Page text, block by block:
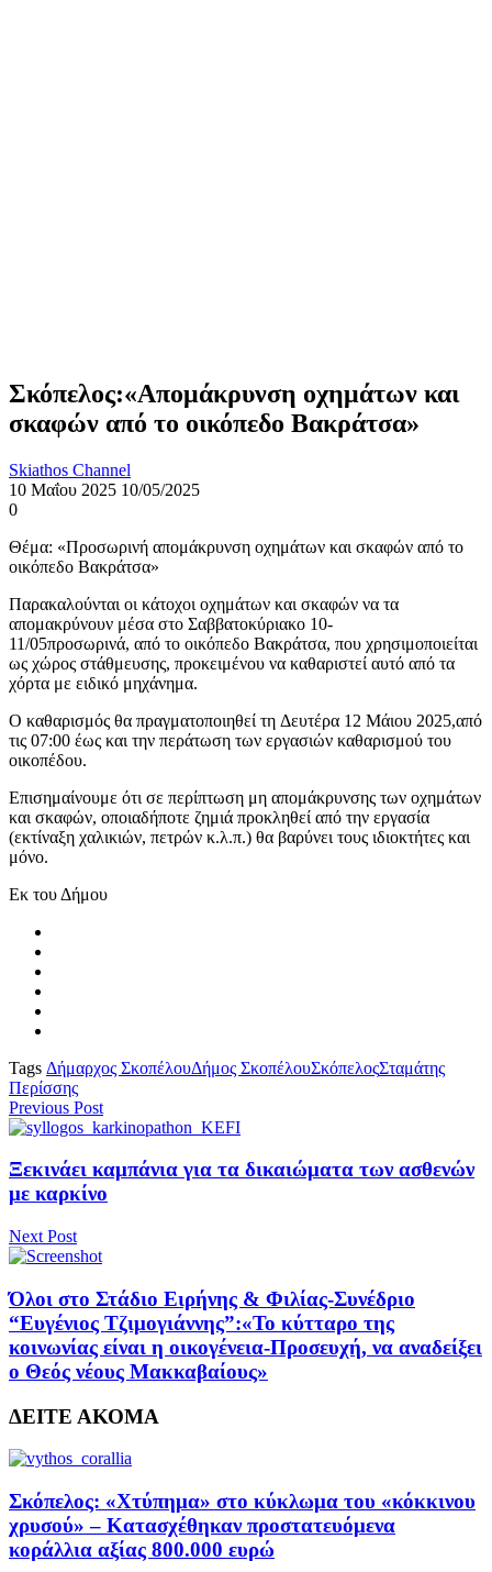
Σκόπελος:«Απομάκρυνση οχημάτων και
σκαφών από το οικόπεδο Βακράτσα»
Skiathos Channel
10 Μαΐου 2025 10/05/2025
0
Θέμα: «Προσωρινή απομάκρυνση οχημάτων και σκαφών από το
οικόπεδο Βακράτσα»
Παρακαλούνται οι κάτοχοι οχημάτων και σκαφών να τα
απομακρύνουν μέσα στο Σαββατοκύριακο 10-
11/05προσωρινά, από το οικόπεδο Βακράτσα, που χρησιμοποιείται
ως χώρος στάθμευσης, προκειμένου να καθαριστεί αυτό από τα
χόρτα με ειδικό μηχάνημα.
Ο καθαρισμός θα πραγματοποιηθεί τη Δευτέρα 12 Μάιου 2025,από
τις 07:00 έως και την περάτωση των εργασιών καθαρισμού του
οικοπέδου.
Επισημαίνουμε ότι σε περίπτωση μη απομάκρυνσης των οχημάτων
και σκαφών, οποιαδήποτε ζημιά προκληθεί από την εργασία
(εκτίναξη χαλικιών, πετρών κ.λ.π.) θα βαρύνει τους ιδιοκτήτες και
μόνο.
Εκ του Δήμου
Tags Δήμαρχος ΣκοπέλουΔήμος ΣκοπέλουΣκόπελοςΣταμάτης
Περίσσης
Previous Post
Ξεκινάει καμπάνια για τα δικαιώματα των ασθενών
με καρκίνο
Next Post
Όλοι στο Στάδιο Ειρήνης & Φιλίας-Συνέδριο
“Ευγένιος Τζιμογιάννης”:«Το κύτταρο της
κοινωνίας είναι η οικογένεια-Προσευχή, να αναδείξει
ο Θεός νέους Μακκαβαίους»
ΔΕΙΤΕ ΑΚΟΜΑ
Σκόπελος: «Χτύπημα» στο κύκλωμα του «κόκκινου
χρυσού» – Κατασχέθηκαν προστατευόμενα
κοράλλια αξίας 800.000 ευρώ